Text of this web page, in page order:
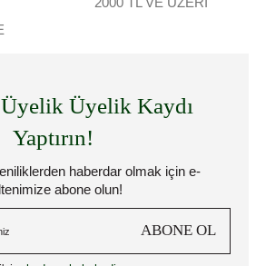
Üyelik Kaydı
Yaptırın!
haberdar olmak için e-
abone olun!
ABONE OL